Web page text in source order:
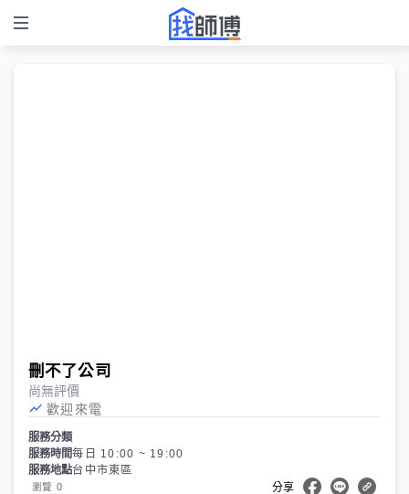
刪不了公司
尚無評價
歡迎來電
服務分類
服務時間每日 10:00 ~ 19:00
服務地點台中市東區
瀏覽 0 分享